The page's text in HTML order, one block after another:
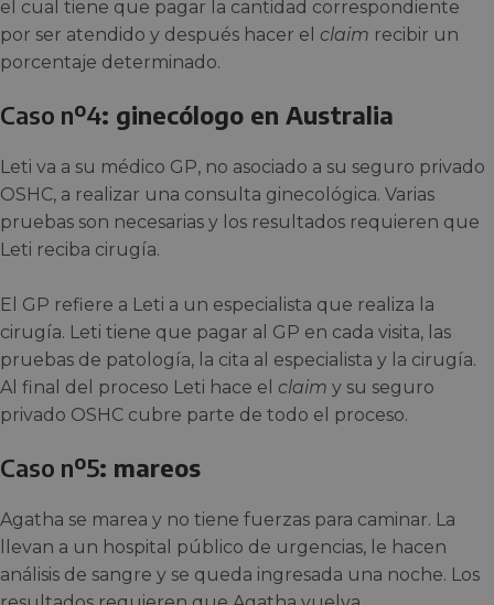
el cual tiene que pagar la cantidad correspondiente
por ser atendido y después hacer el claim recibir un
porcentaje determinado.
Caso nº4: ginecólogo en Australia
Leti va a su médico GP, no asociado a su seguro privado
OSHC, a realizar una consulta ginecológica. Varias
pruebas son necesarias y los resultados requieren que
Leti reciba cirugía.
El GP refiere a Leti a un especialista que realiza la
cirugía. Leti tiene que pagar al GP en cada visita, las
pruebas de patología, la cita al especialista y la cirugía.
Al final del proceso Leti hace el claim y su seguro
privado OSHC cubre parte de todo el proceso.
Caso nº5: mareos
Agatha se marea y no tiene fuerzas para caminar. La
llevan a un hospital público de urgencias, le hacen
análisis de sangre y se queda ingresada una noche. Los